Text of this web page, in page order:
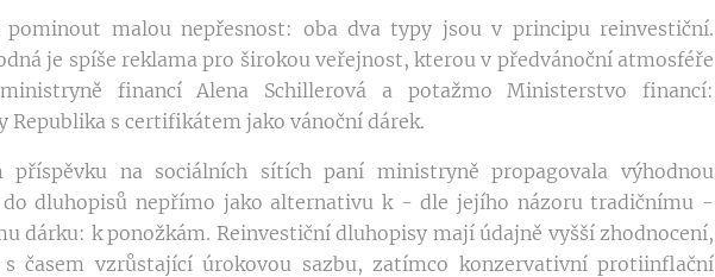
pominout malou nepřesnost: oba dva typy jsou v principu reinvestiční.
je spíše reklama pro širokou veřejnost, kterou v předvánoční atmosféře
financí Alena Schillerová a potažmo Ministerstvo financí:
Republika s certifikátem jako vánoční dárek.
příspěvku na sociálních sítích paní ministryně propagovala výhodnou
dluhopisů nepřímo jako alternativu k - dle jejího názoru tradičnímu -
dárku: k ponožkám. Reinvestiční dluhopisy mají údajně vyšší zhodnocení,
s časem vzrůstající úrokovou sazbu, zatímco konzervativní protiinflační